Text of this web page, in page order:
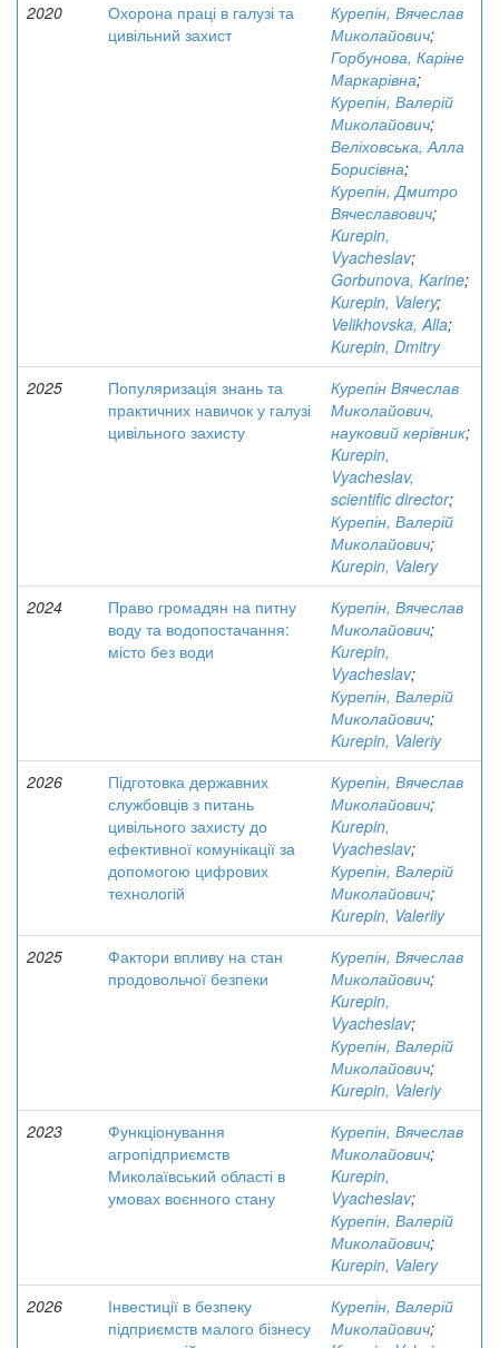
2020
Охорона праці в галузі та
цивільний захист
Курепін, Вячеслав
Миколайович;
Горбунова, Каріне
Маркарівна;
Курепін, Валерій
Миколайович;
Веліховська, Алла
Борисівна;
Курепін, Дмитро
Вячеславович;
Kurepin,
Vyacheslav;
Gorbunova, Karine;
Kurepin, Valery;
Velikhovska, Alla;
Kurepin, Dmitry
2025
Популяризація знань та
практичних навичок у галузі
цивільного захисту
Курепін Вячеслав
Миколайович,
науковий керівник;
Kurepin,
Vyacheslav,
scientific director;
Курепін, Валерій
Миколайович;
Kurepin, Valery
2024
Право громадян на питну
воду та водопостачання:
місто без води
Курепін, Вячеслав
Миколайович;
Kurepin,
Vyacheslav;
Курепін, Валерій
Миколайович;
Kurepin, Valeriy
2026
Підготовка державних
службовців з питань
цивільного захисту до
ефективної комунікації за
допомогою цифрових
технологій
Курепін, Вячеслав
Миколайович;
Kurepin,
Vyacheslav;
Курепін, Валерій
Миколайович;
Kurepin, Valeriiy
2025
Фактори впливу на стан
продовольчої безпеки
Курепін, Вячеслав
Миколайович;
Kurepin,
Vyacheslav;
Курепін, Валерій
Миколайович;
Kurepin, Valeriy
2023
Функціонування
агропідприємств
Миколаївський області в
умовах воєнного стану
Курепін, Вячеслав
Миколайович;
Kurepin,
Vyacheslav;
Курепін, Валерій
Миколайович;
Kurepin, Valery
2026
Інвестиції в безпеку
підприємств малого бізнесу
Курепін, Валерій
Миколайович;